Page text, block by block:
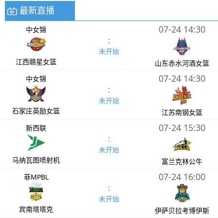
最新直播
中女锦
江西赣星女篮
:
未开始
07-24 14:30
山东赤水河酒女篮
中女锦
石家庄英励女篮
:
未开始
07-24 14:30
江苏南钢女篮
新西联
马纳瓦图喷射机
:
未开始
07-24 15:30
富兰克林公牛
菲MPBL
宾南塔塔克
:
未开始
07-24 16:00
伊萨贝拉考博伊斯